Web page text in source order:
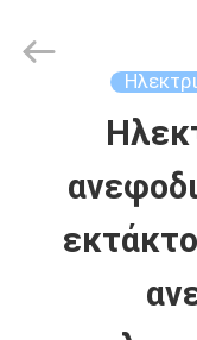
ΠΡΟΪΌΝΤΑ
SUNNY